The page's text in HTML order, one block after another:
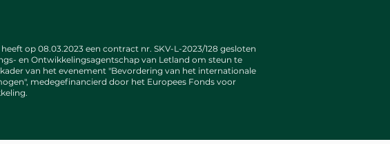
heeft op 08.03.2023 een contract nr. SKV-L-2023/128 gesloten
en Ontwikkelingsagentschap van Letland om steun te
van het evenement "Bevordering van het internationale
medegefinancierd door het Europees Fonds voor